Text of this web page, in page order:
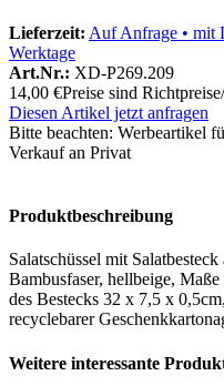
Lieferzeit: Auf Anfrage • mit
Werktage
Art.Nr.: XD-P269.209
14,00 €Preise sind
Diesen Artikel jetzt anfragen
Bitte beachten: Werbeartikel
Verkauf an Privat
Produktbeschreibung
Salatschüssel mit
Bambusfaser, hellbeige,
des Bestecks 32 x 7,5 x
recyclebarer
Weitere interessante